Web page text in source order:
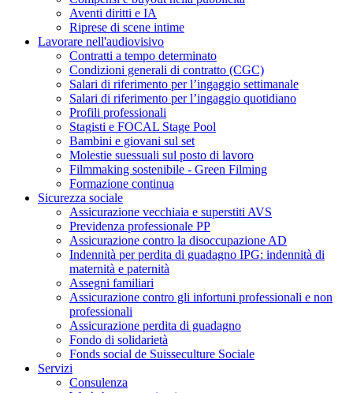
Aventi diritti e IA
Riprese di scene intime
Lavorare nell'audiovisivo
Contratti a tempo determinato
Condizioni generali di contratto (CGC)
Salari di riferimento per l’ingaggio settimanale
Salari di riferimento per l’ingaggio quotidiano
Profili professionali
Stagisti e FOCAL Stage Pool
Bambini e giovani sul set
Molestie suessuali sul posto di lavoro
Filmmaking sostenibile - Green Filming
Formazione continua
Sicurezza sociale
Assicurazione vecchiaia e superstiti AVS
Previdenza professionale PP
Assicurazione contro la disoccupazione AD
Indennità per perdita di guadagno IPG: indennità di
maternità e paternità
Assegni familiari
Assicurazione contro gli infortuni professionali e non
professionali
Assicurazione perdita di guadagno
Fondo di solidarietà
Fonds social de Suisseculture Sociale
Servizi
Consulenza